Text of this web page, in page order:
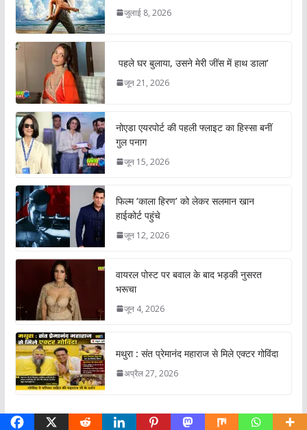
जुलाई 8, 2026
पहले घर बुलाया, उसने मेरी जींस में हाथ डाला’
जून 21, 2026
नोएडा एयरपोर्ट की पहली फ्लाइट का हिस्सा बनीं
गुल पनाग
जून 15, 2026
फिल्म ‘काला हिरण’ को लेकर सलमान खान
हाईकोर्ट पहुंचे
जून 12, 2026
वायरल पोस्ट पर बवाल के बाद भड़की नुसरत
भरूचा
जून 4, 2026
मथुरा : संत प्रेमानंद महाराज से मिले एक्टर गोविंदा
अप्रैल 27, 2026